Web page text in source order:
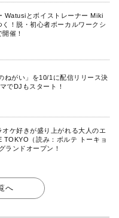
Watusiとボイストレーナー Miki
！脱・初心者ボーカルワークシ
催！
ねがい」を10/1に配信リリース決
でDJもスタート！
オケ好きが盛り上がれる大人のエ
TOKYO（読み：ボルテ トーキョ
ランドオープン！
へ